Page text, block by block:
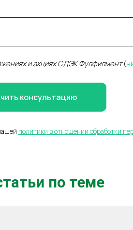
и акциях СДЭК Фулфилмент(
консультацию
политики в отношении обработки
по теме